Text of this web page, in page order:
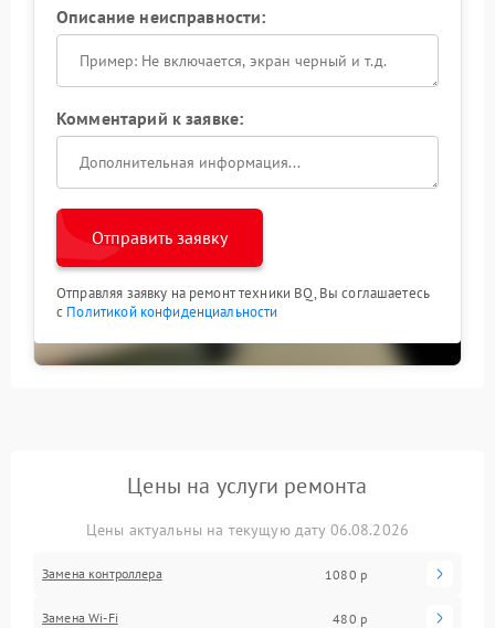
Описание неисправности:
Комментарий к заявке:
Отправить заявку
Отправляя заявку на ремонт техники BQ, Вы соглашаетесь
с Политикой конфиденциальности
Цены на услуги ремонта
Цены актуальны на текущую дату 06.08.2026
Замена контроллера 1080 р
Замена Wi-Fi 480 р